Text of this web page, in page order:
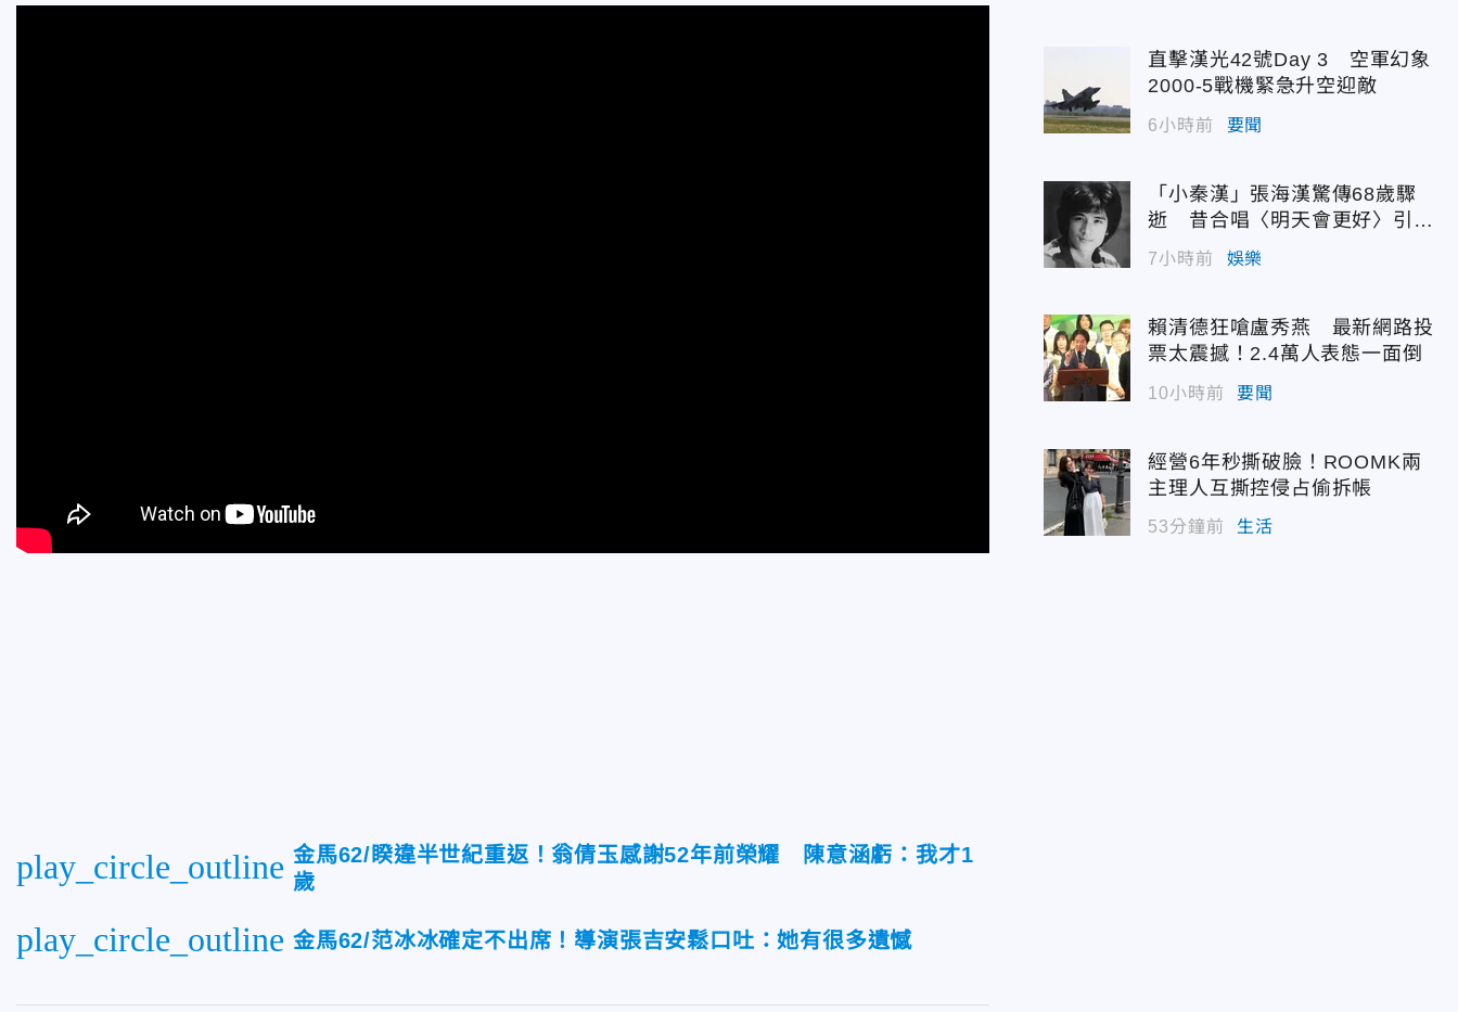
play_circle_outline 金馬62/睽違半世紀重返！翁倩玉感謝52年前榮耀 陳意涵虧：我才1
歲
play_circle_outline 金馬62/范冰冰確定不出席！導演張吉安鬆口吐：她有很多遺憾
直擊漢光42號Day 3 空軍幻象
2000-5戰機緊急升空迎敵
6小時前 要聞
「小秦漢」張海漢驚傳68歲驟
逝 昔合唱〈明天會更好〉引追
憶
7小時前 娛樂
賴清德狂嗆盧秀燕 最新網路投
票太震撼！2.4萬人表態一面倒
10小時前 要聞
經營6年秒撕破臉！ROOMK兩
主理人互撕控侵占偷拆帳
53分鐘前 生活